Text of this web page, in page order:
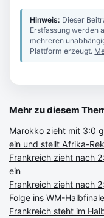
Hinweis: Dieser
Erstfassung werden
mehreren
Plattform erzeugt.
Mehr zu diesem
Marokko zieht mit 3:0
ein und stellt Afrika-
Frankreich zieht nach
ein
Frankreich zieht nach
Folge ins WM-
Frankreich steht im